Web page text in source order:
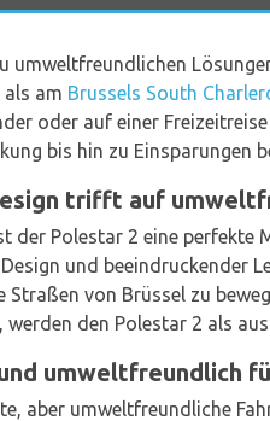
umweltfreundlichen
am Brussels South
oder auf einer
bis hin zu Einsparungen
trifft auf
der Polestar 2 eine perfekte
und
von Brüssel zu
werden den Polestar 2 als
umweltfreundlich
aber umweltfreundliche